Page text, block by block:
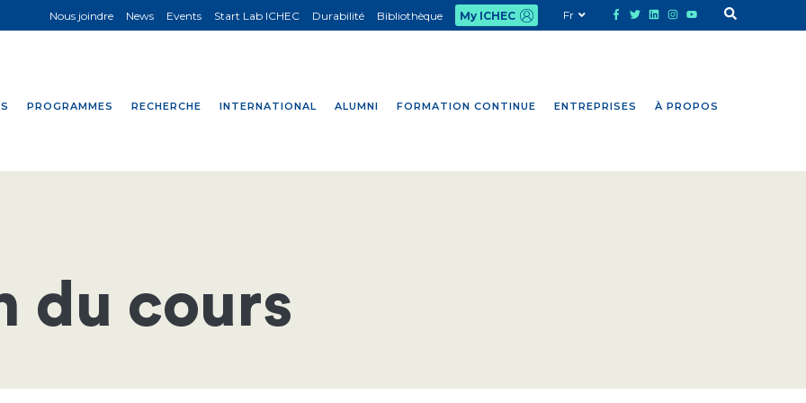
PROGRAMMES RECHERCHE INTERNATIONAL ALUMNI FORMATION CONTINUE ENTREPRISES À PROPOS
Nous joindre News Events Start Lab ICHEC Durabilité Bibliothèque My ICHEC Fr
du cours